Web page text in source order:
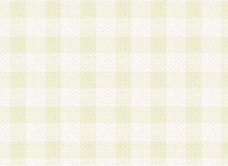
づき選定した委託業者に対して当社の責任におい
できるものとします。な お、当社は、当該委託
契約を締結しこれを遵守させるとともに、本規約
の注意をもって当該情報を使用させるものとし ま
a.本サービスに係る謝礼、景品、調査サンプル品
b.会員からの電話、メール等の問い合わせなどへ
c.モバイルリサーチ、またはグループ形式による
実施もしくは運営
d.その他これらに付随する業務
4.会員は、住所、電話番号その他の登録情報につ
合は、速やかに当社所定の変更手続きを行うもの